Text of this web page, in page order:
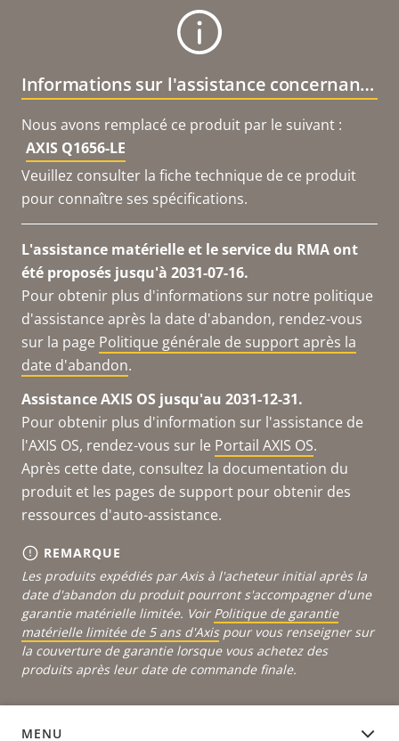
Informations sur l'assistance concernant le produit
Nous avons remplacé ce produit par le suivant :
AXIS Q1656-LE
Veuillez consulter la fiche technique de ce produit
pour connaître ses spécifications.
L'assistance matérielle et le service du RMA ont
été proposés jusqu'à 2031-07-16.
Pour obtenir plus d'informations sur notre politique
d'assistance après la date d'abandon, rendez-vous
sur la page Politique générale de support après la
date d'abandon.
Assistance AXIS OS jusqu'au 2031-12-31.
Pour obtenir plus d'information sur l'assistance de
l'AXIS OS, rendez-vous sur le Portail AXIS OS.
Après cette date, consultez la documentation du
produit et les pages de support pour obtenir des
ressources d'auto-assistance.
REMARQUE
Les produits expédiés par Axis à l'acheteur initial après la
date d'abandon du produit pourront s'accompagner d'une
garantie matérielle limitée. Voir Politique de garantie
matérielle limitée de 5 ans d'Axispour vous renseigner sur
la couverture de garantie lorsque vous achetez des
produits après leur date de commande finale.
MENU
LOGICIEL DU DISPOSITIF